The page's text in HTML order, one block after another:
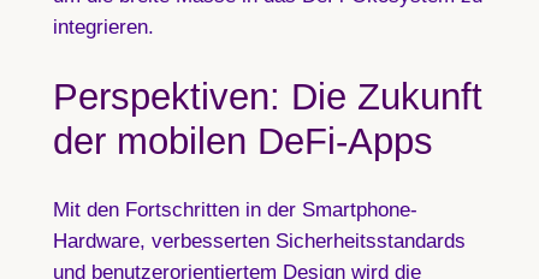
integrieren.
Perspektiven: Die Zukunft
der mobilen DeFi-Apps
Mit den Fortschritten in der Smartphone-
Hardware, verbesserten Sicherheitsstandards
und benutzerorientiertem Design wird die